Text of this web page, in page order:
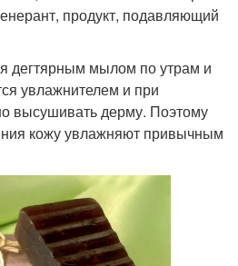
продукт, подавляющий
дегтярным мылом по утрам и
увлажнителем и при
высушивать дерму. Поэтому
кожу увлажняют привычным